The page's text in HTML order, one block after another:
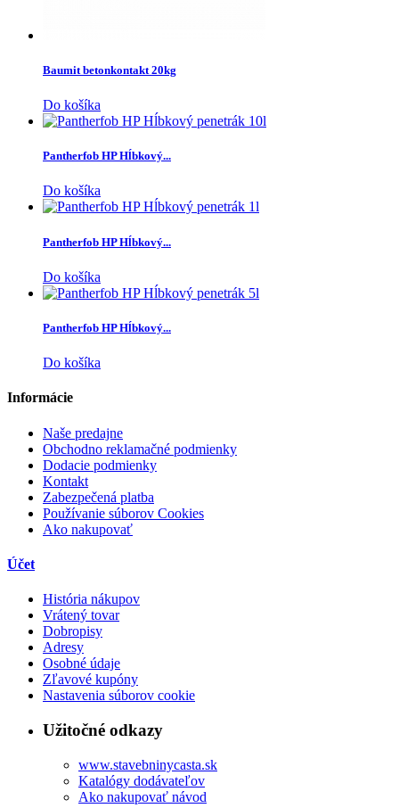
Baumit betonkontakt 20kg
Do košíka
Pantherfob HP Hĺbkový...
Do košíka
Pantherfob HP Hĺbkový...
Do košíka
Pantherfob HP Hĺbkový...
Do košíka
Informácie
Naše predajne
Obchodno reklamačné podmienky
Dodacie podmienky
Kontakt
Zabezpečená platba
Používanie súborov Cookies
Ako nakupovať
Účet
História nákupov
Vrátený tovar
Dobropisy
Adresy
Osobné údaje
Zľavové kupóny
Nastavenia súborov cookie
Užitočné odkazy
www.stavebninycasta.sk
Katalógy dodávateľov
Ako nakupovať návod